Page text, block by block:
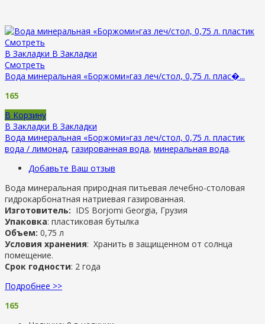
Смотреть
В Закладки В Закладки
Смотреть
Вода минеральная «Боржоми»газ леч/стол, 0,75 л. плас�...
165
В Корзину
В Закладки В Закладки
Вода минеральная «Боржоми»газ леч/стол, 0,75 л. пластик
вода / лимонад, газированная вода, минеральная вода.
Добавьте Ваш отзыв
Вода минеральная природная питьевая лечебно-столовая
гидрокарбонатная натриевая газированная.
Изготовитель: IDS Borjomi Georgia, Грузия
Упаковка: пластиковая бутылка
Объем: 0,75 л
Условия хранения: Хранить в защищенном от солнца
помещение.
Срок годности: 2 года
Подробнее >>
165